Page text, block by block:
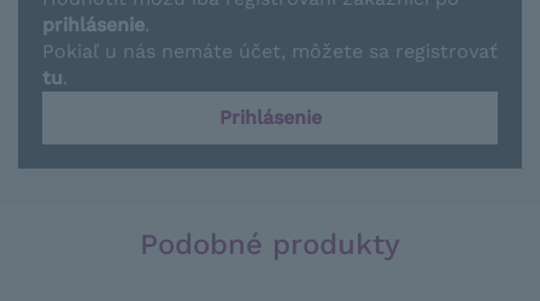
prihlásenie.
Pokiaľ u nás nemáte účet, môžete sa registrovať
tu.
Prihlásenie
Podobné produkty